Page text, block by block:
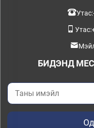
Утас:
Утас:
БИДЭНД